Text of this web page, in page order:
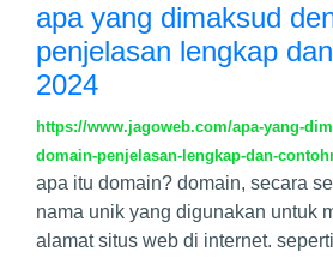
apa yang dimaksud
penjelasan lengkap
2024
https://www.jagoweb.com/apa-yang-
domain-penjelasan-lengkap-dan-
apa itu domain? domain, secara
nama unik yang digunakan untuk
alamat situs web di internet.